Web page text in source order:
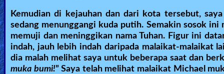
Kemudian di kejauhan dan dari kota tersebut,
sedang menunggangi kuda putih. Semakin sosok
memuji dan meninggikan nama Tuhan. Figur ini
indah, jauh lebih indah daripada malaikat-malaikat
dia malah melihat saya untuk beberapa saat dan
muka bumi!” Saya telah melihat malaikat Michael